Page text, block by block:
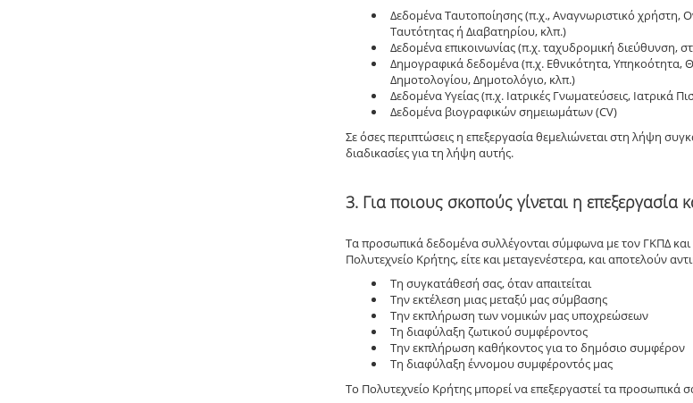
Δεδομένα Ταυτοποίησης (π.χ., Αναγνωριστικό
Ταυτότητας ή Διαβατηρίου, κλπ.)
Δεδομένα επικοινωνίας (π.χ. ταχυδρομική διεύθυνση,
Δημογραφικά δεδομένα (π.χ. Εθνικότητα,
Δημοτολογίου, Δημοτολόγιο, κλπ.)
Δεδομένα Υγείας (π.χ. Ιατρικές Γνωματεύσεις, Ιατρικά
Δεδομένα βιογραφικών σημειωμάτων (CV)
Σε όσες περιπτώσεις η επεξεργασία θεμελιώνεται στη λήψη
διαδικασίες για τη λήψη αυτής.
3. Για ποιους σκοπούς γίνεται η επεξεργασία
Τα προσωπικά δεδομένα συλλέγονται σύμφωνα με τον ΓΚΠΔ και
Πολυτεχνείο Κρήτης, είτε και μεταγενέστερα, και αποτελούν
Τη συγκατάθεσή σας, όταν απαιτείται
Την εκτέλεση μιας μεταξύ μας σύμβασης
Την εκπλήρωση των νομικών μας υποχρεώσεων
Τη διαφύλαξη ζωτικού συμφέροντος
Την εκπλήρωση καθήκοντος για το δημόσιο συμφέρον
Τη διαφύλαξη έννομου συμφέροντός μας
Το Πολυτεχνείο Κρήτης μπορεί να επεξεργαστεί τα